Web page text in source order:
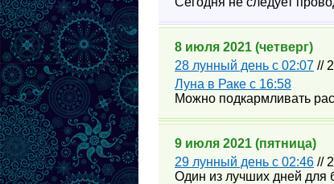
8 июля 2021 (четверг)
28 лунный день с 02:07 //
Луна в Раке с 16:58
Можно подкармливать
9 июля 2021 (пятница)
29 лунный день с 02:46 //
Один из лучших дней для